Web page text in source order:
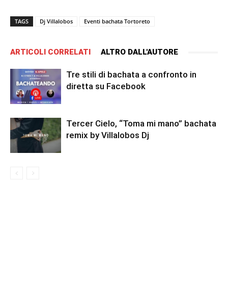
TAGS Dj Villalobos Eventi bachata Tortoreto
ARTICOLI CORRELATI ALTRO DALL'AUTORE
Tre stili di bachata a confronto in
diretta su Facebook
Tercer Cielo, “Toma mi mano” bachata
remix by Villalobos Dj